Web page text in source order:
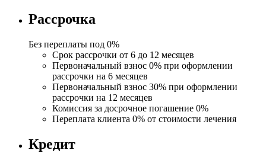
Рассрочка
Без переплаты под 0%
Срок рассрочки от 6 до 12 месяцев
Первоначальный взнос 0% при оформлении
рассрочки на 6 месяцев
Первоначальный взнос 30% при оформлении
рассрочки на 12 месяцев
Комиссия за досрочное погашение 0%
Переплата клиента 0% от стоимости лечения
Кредит